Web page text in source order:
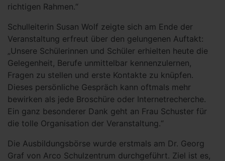
richtigen Rahmen.“
Schulleiterin Susan Wolf zeigte sich am Ende der
Veranstaltung erfreut über den gelungenen Auftakt:
„Unsere Schülerinnen und Schüler erhielten heute die
Gelegenheit, Berufe unmittelbar kennenzulernen,
Fragen zu stellen und erste Kontakte zu knüpfen.
Dieses persönliche Gespräch kann oftmals mehr
bewirken als jede Broschüre oder Internetrecherche.
Ein ganz besonderer Dank geht an Frau Schuster für
die tolle Organisation der Veranstaltung.“
Die Ausbildungsbörse wurde erstmals am Dr. Georg
Graf von Arco Schulzentrum durchgeführt. Ziel ist es,